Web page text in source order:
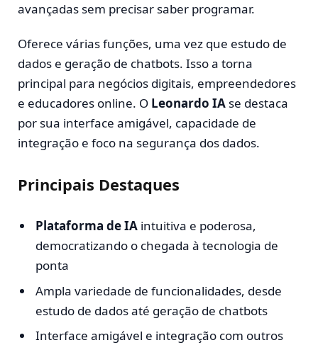
avançadas sem precisar saber programar.
Oferece várias funções, uma vez que estudo de
dados e geração de chatbots. Isso a torna
principal para negócios digitais, empreendedores
e educadores online. O Leonardo IA se destaca
por sua interface amigável, capacidade de
integração e foco na segurança dos dados.
Principais Destaques
Plataforma de IA intuitiva e poderosa,
democratizando o chegada à tecnologia de
ponta
Ampla variedade de funcionalidades, desde
estudo de dados até geração de chatbots
Interface amigável e integração com outros